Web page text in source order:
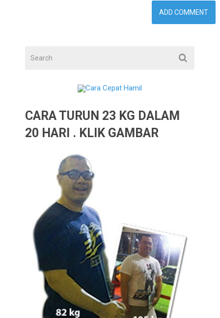
CARA TURUN 23 KG DALAM
20 HARI . KLIK GAMBAR